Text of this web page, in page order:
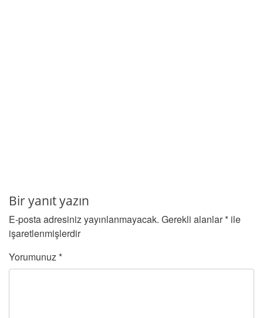
Bir yanıt yazın
E-posta adresiniz yayınlanmayacak. Gerekli alanlar* ile
işaretlenmişlerdir
Yorumunuz*